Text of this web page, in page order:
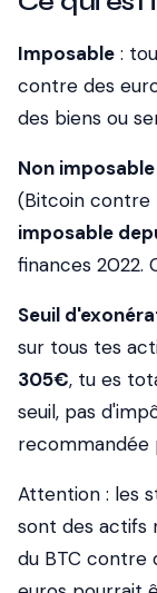
Imposable :
contre des
des biens ou
Non imposable
(Bitcoin contre
imposable
finances 2022.
Seuil
sur tous tes
305€, tu es
seuil, pas
recommandée
Attention : les
sont des actifs
du BTC contre